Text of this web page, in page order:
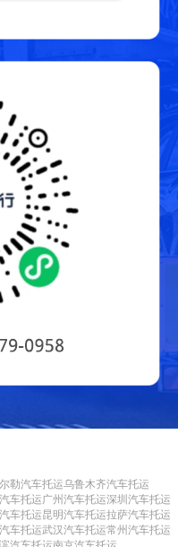
勒汽车托运乌鲁木齐汽车托运
车托运广州汽车托运深圳汽车托运
车托运昆明汽车托运拉萨汽车托运
车托运武汉汽车托运常州汽车托运